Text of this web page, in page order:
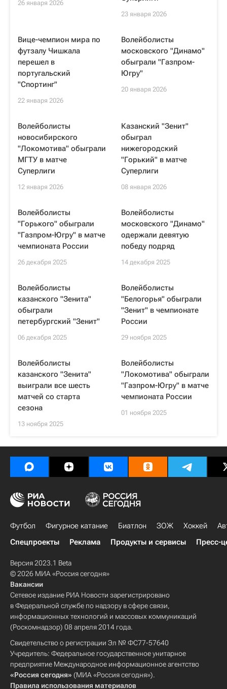
26 января 2026
23 января 2026
Вице-чемпион мира по
футзалу Чишкала
перешел в
португальский
"Спортинг"
22 января 2026
Волейболисты
московского "Динамо"
обыграли "Газпром-
Югру"
20 января 2026
Волейболисты
новосибирского
"Локомотива" обыграли
МГТУ в матче
Суперлиги
12 января 2026
Казанский "Зенит"
обыграл
нижегородский
"Горький" в матче
Суперлиги
08 января 2026
Волейболисты
"Горького" обыграли
"Газпром-Югру" в матче
чемпионата России
26 декабря 2025
Волейболисты
московского "Динамо"
одержали девятую
победу подряд
14 декабря 2025
Волейболисты
казанского "Зенита"
обыграли
петербургский "Зенит"
06 декабря 2025
Волейболисты
"Белогорья" обыграли
"Зенит" в чемпионате
России
29 ноября 2025
Волейболисты
казанского "Зенита"
выиграли все шесть
матчей со старта
сезона
13 ноября 2025
Волейболисты
"Локомотива" обыграли
"Газпром-Югру" в матче
чемпионата России
01 ноября 2025
Футбол Фигурное катание Биатлон ЗОЖ Хоккей
Спецпроекты
Реклама Продукты и сервисы Пресс-
Версия 2023.1 Beta
© 2026 МИА «Россия сегодня»
Вакансии
Сетевое издание РИА Новости зарегистрировано
в Федеральной службе по надзору в сфере связи,
информационных технологий и массовых коммуникаций
(Роскомнадзор) 08 апреля 2014 года.
Свидетельство о регистрации Эл № ФС77-57640
Учредитель: Федеральное государственное унитарное
предприятие Международное информационное агентство
«Россия сегодня» (МИА «Россия сегодня»).
Правила использования материалов